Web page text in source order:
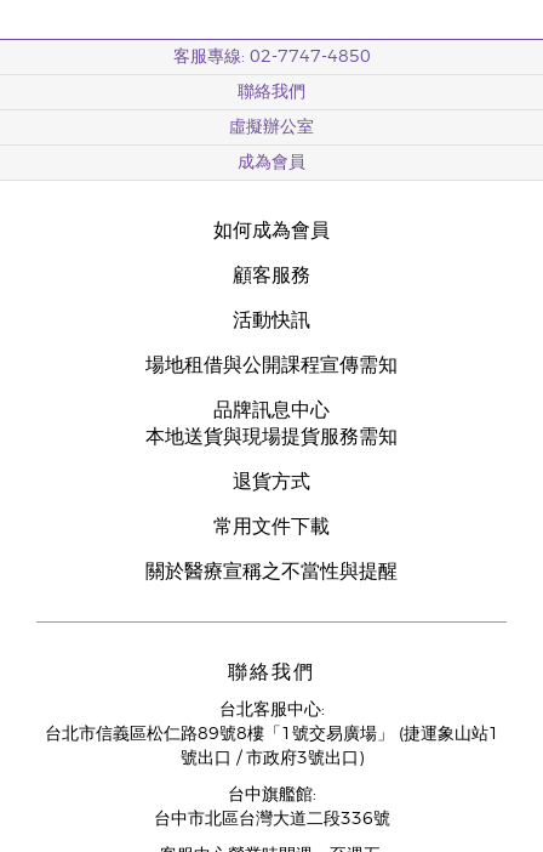
客服專線: 02-7747-4850
聯絡我們
虛擬辦公室
成為會員
如何成為會員
顧客服務
活動快訊
場地租借與公開課程宣傳需知
品牌訊息中心
本地送貨與現場提貨服務需知
退貨方式
常用文件下載
關於醫療宣稱之不當性與提醒
聯絡我們
台北客服中心:
台北市信義區松仁路89號8樓「1號交易廣場」 (捷運象山站1
號出口 / 市政府3號出口)
台中旗艦館:
台中市北區台灣大道二段336號